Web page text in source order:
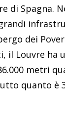
di Spagna.
dei
il Louvre ha
metri
quanto è